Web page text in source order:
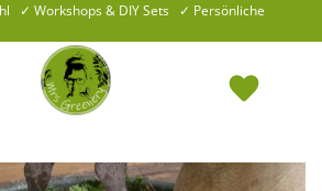
✓ Workshops & DIY Sets ✓ Persönliche